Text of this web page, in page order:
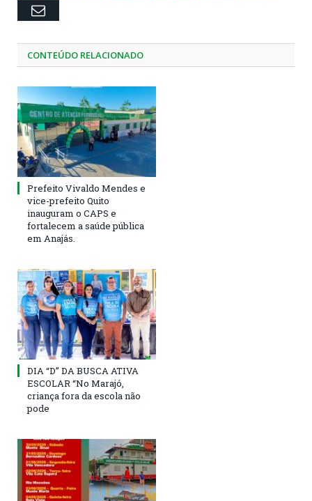
Email
CONTEÚDO RELACIONADO
Prefeito Vivaldo Mendes e
vice-prefeito Quito
inauguram o CAPS e
fortalecem a saúde pública
em Anajás.
DIA “D” DA BUSCA ATIVA
ESCOLAR “No Marajó,
criança fora da escola não
pode